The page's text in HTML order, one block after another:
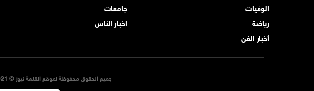
الوفيات
جامعات
رياضة
اخبار الناس
أخبار الفن
جميع الحقوق محفوظة لموقع القلعة نيوز © 2021